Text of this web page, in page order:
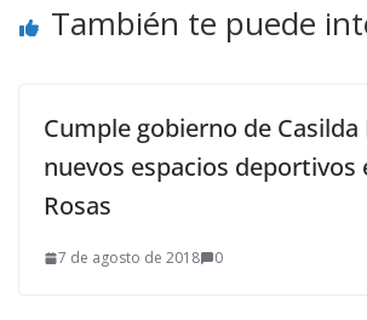
También te puede
Cumple gobierno de Casilda
nuevos espacios deportivos
Rosas
7 de agosto de 2018 0